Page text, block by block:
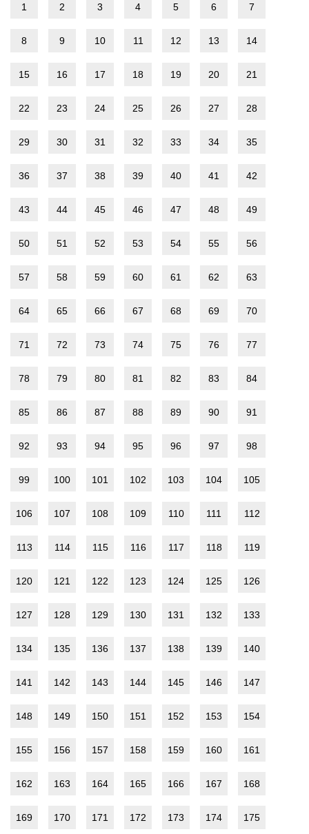
1 2 3 4 5 6 7
8 9 10 11 12 13 14
15 16 17 18 19 20 21
22 23 24 25 26 27 28
29 30 31 32 33 34 35
36 37 38 39 40 41 42
43 44 45 46 47 48 49
50 51 52 53 54 55 56
57 58 59 60 61 62 63
64 65 66 67 68 69 70
71 72 73 74 75 76 77
78 79 80 81 82 83 84
85 86 87 88 89 90 91
92 93 94 95 96 97 98
99 100 101 102 103 104 105
106 107 108 109 110 111 112
113 114 115 116 117 118 119
120 121 122 123 124 125 126
127 128 129 130 131 132 133
134 135 136 137 138 139 140
141 142 143 144 145 146 147
148 149 150 151 152 153 154
155 156 157 158 159 160 161
162 163 164 165 166 167 168
169 170 171 172 173 174 175